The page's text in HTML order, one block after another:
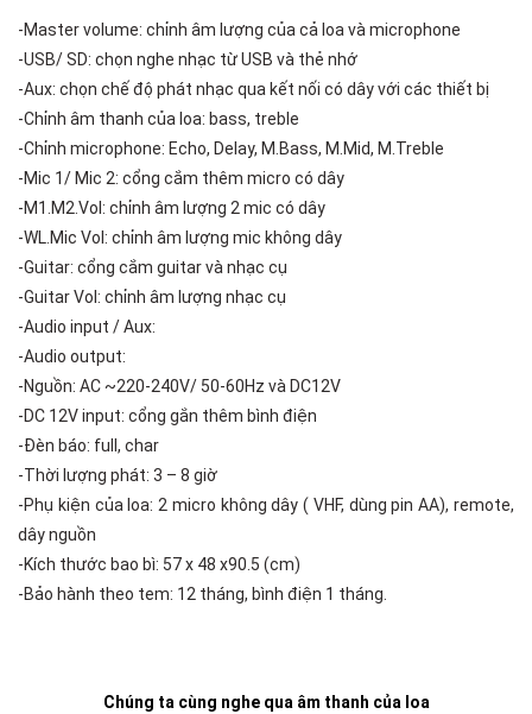
-Master volume: chỉnh âm lượng của cả loa và microphone
-USB/ SD: chọn nghe nhạc từ USB và thẻ nhớ
-Aux: chọn chế độ phát nhạc qua kết nối có dây với các thiết bị
-Chỉnh âm thanh của loa: bass, treble
-Chỉnh microphone: Echo, Delay, M.Bass, M.Mid, M.Treble
-Mic 1/ Mic 2: cổng cắm thêm micro có dây
-M1.M2.Vol: chỉnh âm lượng 2 mic có dây
-WL.Mic Vol: chỉnh âm lượng mic không dây
-Guitar: cổng cắm guitar và nhạc cụ
-Guitar Vol: chỉnh âm lượng nhạc cụ
-Audio input / Aux:
-Audio output:
-Nguồn: AC ~220-240V/ 50-60Hz và DC12V
-DC 12V input: cổng gắn thêm bình điện
-Đèn báo: full, char
-Thời lượng phát: 3 – 8 giờ
-Phụ kiện của loa: 2 micro không dây ( VHF, dùng pin AA), remote,
dây nguồn
-Kích thước bao bì: 57 x 48 x90.5 (cm)
-Bảo hành theo tem: 12 tháng, bình điện 1 tháng.
Chúng ta cùng nghe qua âm thanh của loa